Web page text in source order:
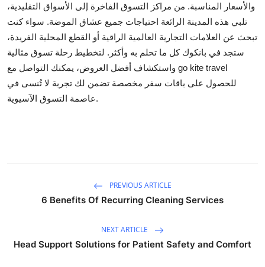
والأسعار المناسبة. من مراكز التسوق الفاخرة إلى الأسواق التقليدية،
تلبي هذه المدينة الرائعة احتياجات جميع عشاق الموضة. سواء كنت
تبحث عن العلامات التجارية العالمية الراقية أو القطع المحلية الفريدة،
ستجد في بانكوك كل ما تحلم به وأكثر. لتخطيط رحلة تسوق مثالية
واستكشاف أفضل العروض، يمكنك التواصل مع go kite travel
للحصول على باقات سفر مخصصة تضمن لك تجربة لا تُنسى في
عاصمة التسوق الآسيوية.
PREVIOUS ARTICLE
6 Benefits Of Recurring Cleaning Services
NEXT ARTICLE
Head Support Solutions for Patient Safety and Comfort